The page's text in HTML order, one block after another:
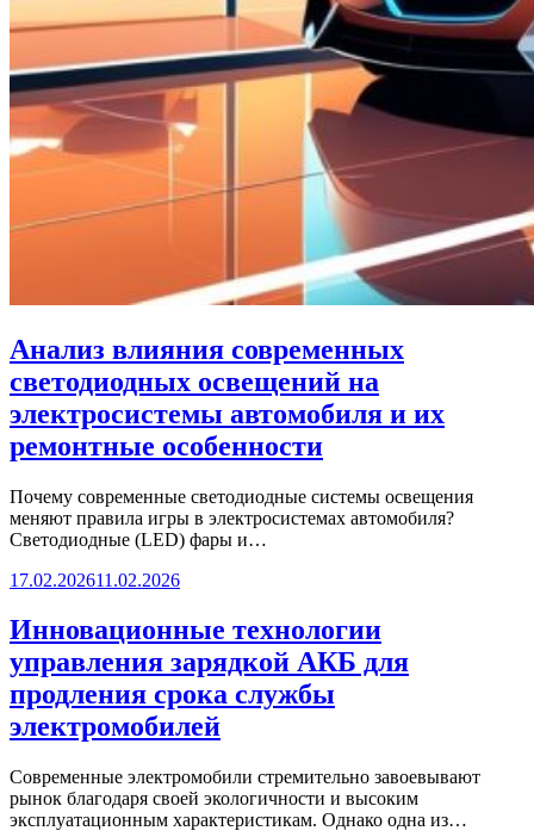
Анализ влияния современных
светодиодных освещений на
электросистемы автомобиля и их
ремонтные особенности
Почему современные светодиодные системы освещения
меняют правила игры в электросистемах автомобиля?
Светодиодные (LED) фары и…
17.02.202611.02.2026
Инновационные технологии
управления зарядкой АКБ для
продления срока службы
электромобилей
Современные электромобили стремительно завоевывают
рынок благодаря своей экологичности и высоким
эксплуатационным характеристикам. Однако одна из…